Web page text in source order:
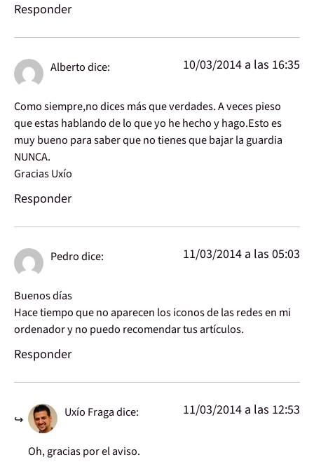
Responder
Albertodice: 10/03/2014 a las 16:35
Como siempre,no dices más que verdades. A veces pieso
que estas hablando de lo que yo he hecho y hago.Esto es
muy bueno para saber que no tienes que bajar la guardia
NUNCA.
Gracias Uxío
Responder
Pedrodice: 11/03/2014 a las 05:03
Buenos días
Hace tiempo que no aparecen los iconos de las redes en mi
ordenador y no puedo recomendar tus artículos.
Responder
Uxío Fragadice: 11/03/2014 a las 12:53
Oh, gracias por el aviso.